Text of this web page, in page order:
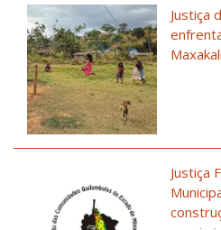
Justiça
Justiça